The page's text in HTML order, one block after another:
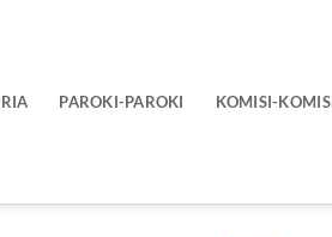
PAROKI-PAROKI KOMISI-